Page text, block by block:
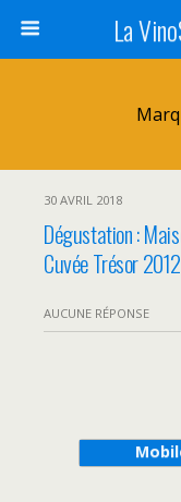
La
30 AVRIL 2018
Dégustation :
Cuvée Trésor 2012
AUCUNE RÉPONSE